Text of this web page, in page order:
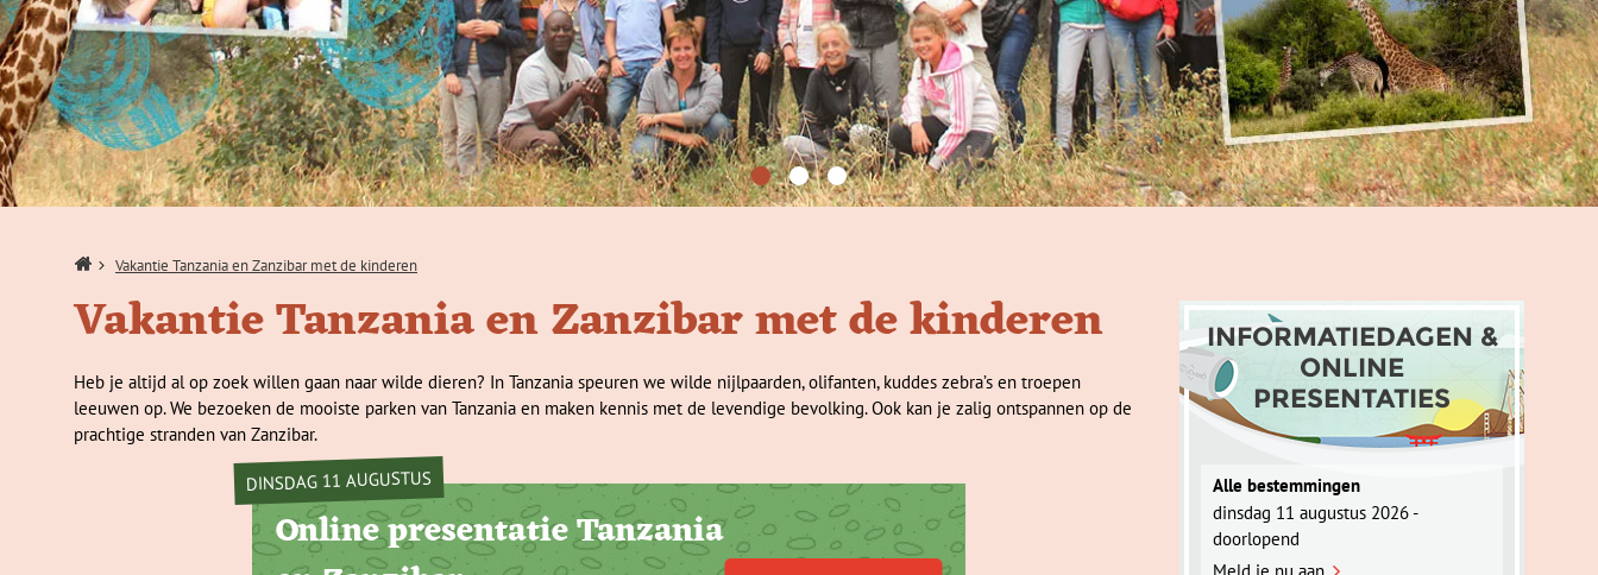
Home Vakantie Tanzania en Zanzibar met de kinderen
Vakantie Tanzania en Zanzibar met de kinderen
Heb je altijd al op zoek willen gaan naar wilde dieren? In Tanzania speuren we wilde nijlpaarden, olifanten, kuddes zebra’s en troepen
leeuwen op. We bezoeken de mooiste parken van Tanzania en maken kennis met de levendige bevolking. Ook kan je zalig ontspannen op de
prachtige stranden van Zanzibar.
DINSDAG 11 AUGUSTUS
Online presentatie Tanzania
INFORMATIEDAGEN &
ONLINE
PRESENTATIES
Alle bestemmingen
dinsdag 11 augustus 2026 -
doorlopend